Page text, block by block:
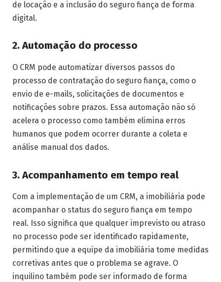
de locação e a inclusão do seguro fiança de forma
digital.
2. Automação do processo
O CRM pode automatizar diversos passos do
processo de contratação do seguro fiança, como o
envio de e-mails, solicitações de documentos e
notificações sobre prazos. Essa automação não só
acelera o processo como também elimina erros
humanos que podem ocorrer durante a coleta e
análise manual dos dados.
3. Acompanhamento em tempo real
Com a implementação de um CRM, a imobiliária pode
acompanhar o status do seguro fiança em tempo
real. Isso significa que qualquer imprevisto ou atraso
no processo pode ser identificado rapidamente,
permitindo que a equipe da imobiliária tome medidas
corretivas antes que o problema se agrave. O
inquilino também pode ser informado de forma